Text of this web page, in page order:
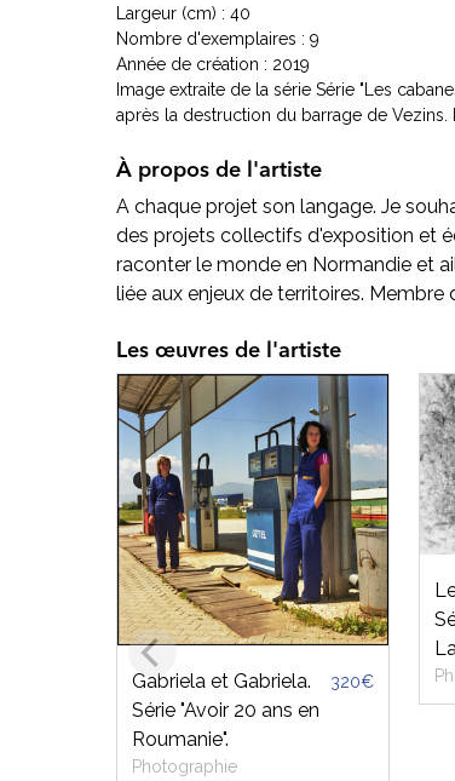
Largeur (cm) : 40
Nombre d'exemplaires : 9
Année de création : 2019
Image extraite de la série Série "Les
après la destruction du barrage de Vezins.
À propos de l'artiste
A chaque projet son langage. Je
des projets collectifs d'exposition et
raconter le monde en Normandie et
liée aux enjeux de territoires.
Les œuvres de l'artiste
Gabriela et Gabriela.
Série "Avoir 20 ans en
Roumanie".
Photographie
320€